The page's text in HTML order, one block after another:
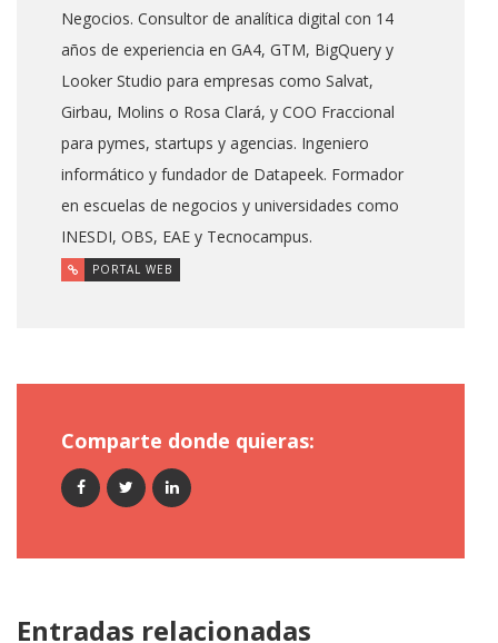
Negocios. Consultor de analítica digital con 14
años de experiencia en GA4, GTM, BigQuery y
Looker Studio para empresas como Salvat,
Girbau, Molins o Rosa Clará, y COO Fraccional
para pymes, startups y agencias. Ingeniero
informático y fundador de Datapeek. Formador
en escuelas de negocios y universidades como
INESDI, OBS, EAE y Tecnocampus.
PORTAL WEB
Comparte donde quieras:
Entradas relacionadas